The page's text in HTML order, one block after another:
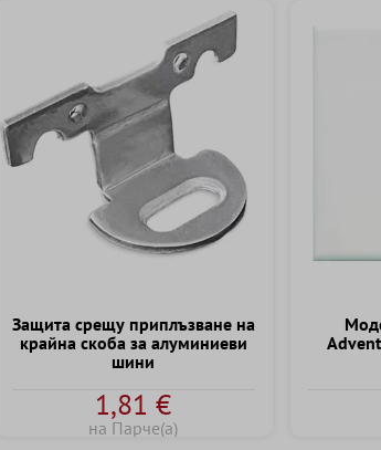
Защита срещу приплъзване на
крайна скоба за алуминиеви
шини
1,81 €
на Парче(а)